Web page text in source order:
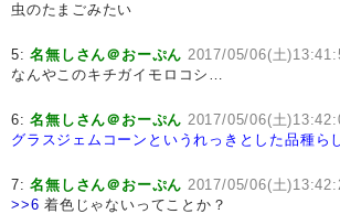
虫のたまごみたい
5:名無しさん＠おーぷん 2017/05/06(土
なんやこのキチガイモロコシ…
6:名無しさん＠おーぷん 2017/05/06(土
グラスジェムコーンというれっきとした品種ら
7:名無しさん＠おーぷん 2017/05/06(土
>>6 着色じゃないってことか？